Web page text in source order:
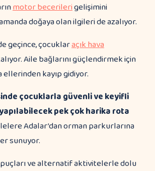
motor becerilerigelişimini
doğaya olan ilgileri de azalıyor.
geçince, çocuklaraçık hava
Aile bağlarını güçlendirmek için
kayıp gidiyor.
çocuklarla güvenli ve keyifli
pek çok harika rota
Adalar’dan orman parkurlarına
sunuyor.
ve alternatif aktivitelerle dolu